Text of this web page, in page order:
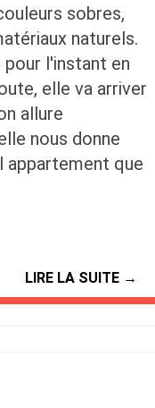
sobres,
naturels.
l'instant en
elle va arriver
allure
nous donne
appartement que
LIRE LA SUITE →